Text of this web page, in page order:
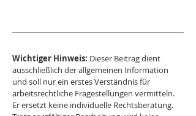
Wichtiger Hinweis: Dieser Beitrag dient
ausschließlich der allgemeinen Information
und soll nur ein erstes Verständnis für
arbeitsrechtliche Fragestellungen vermitteln.
Er ersetzt keine individuelle Rechtsberatung.